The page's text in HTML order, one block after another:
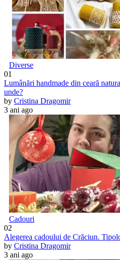
Diverse
01
Lumânări handmade din ceară
unde?
by Cristina Dragomir
3 ani ago
Cadouri
02
Alegerea cadoului de Crăciun.
by Cristina Dragomir
3 ani ago